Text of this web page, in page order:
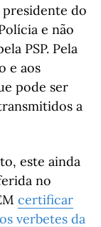
presidente do
e não
PSP. Pela
e aos
pode ser
a
este ainda
no
certificar
verbetes da